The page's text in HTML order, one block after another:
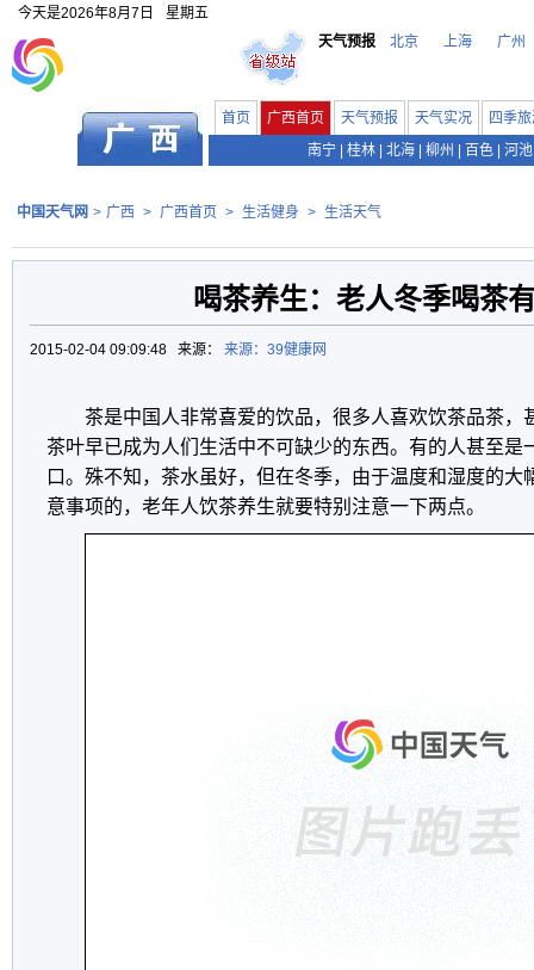
今天是2026年8月7日
星期五
天气预报
北京 上海 广州
首页 广西首页 天气预报 天气实况
四季
南宁
桂林 北海 柳州 百色 河池
中国天气网 > 广西 > 广西首页 > 生活健身 > 生活天气
喝茶养生：老人冬季喝茶
2015-02-04 09:09:48 来源： 来源：39健康网
茶是中国人非常喜爱的饮品，很多人喜欢饮茶品茶，
茶叶早已成为人们生活中不可缺少的东西。有的人甚至是
口。殊不知，茶水虽好，但在冬季，由于温度和湿度的大
意事项的，老年人饮茶养生就要特别注意一下两点。